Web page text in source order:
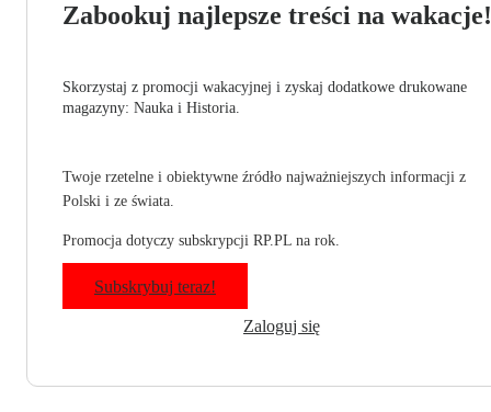
Zabookuj najlepsze treści na wakacje!
Skorzystaj z promocji wakacyjnej i zyskaj dodatkowe drukowane
magazyny: Nauka i Historia.
Twoje rzetelne i obiektywne źródło najważniejszych informacji z
Polski i ze świata.
Promocja dotyczy subskrypcji RP.PL na rok.
Subskrybuj teraz!
Zaloguj się